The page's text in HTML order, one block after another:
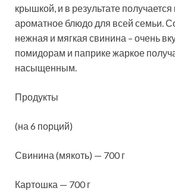
крышкой, и в результате
ароматное блюдо для всей семьи.
нежная и мягкая свинина – очень
помидорам и паприке жаркое
насыщенным.
Продукты
(на 6 порций)
Свинина (мякоть) — 700 г
Картошка — 700 г